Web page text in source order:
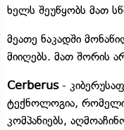
ხელს შეუწყობს მათ
მეათე ნაკადში
მიიღებს. მათ შორის
Cerberus-
ტექნოლოგია,
კომპანიებს,